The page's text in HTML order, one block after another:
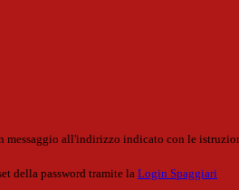
messaggio all'indirizzo indicato con le
della password tramite la Login Spaggiari